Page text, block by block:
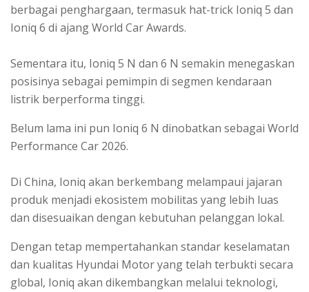
berbagai penghargaan, termasuk hat-trick Ioniq 5 dan
Ioniq 6 di ajang World Car Awards.
Sementara itu, Ioniq 5 N dan 6 N semakin menegaskan
posisinya sebagai pemimpin di segmen kendaraan
listrik berperforma tinggi.
Belum lama ini pun Ioniq 6 N dinobatkan sebagai World
Performance Car 2026.
Di China, Ioniq akan berkembang melampaui jajaran
produk menjadi ekosistem mobilitas yang lebih luas
dan disesuaikan dengan kebutuhan pelanggan lokal.
Dengan tetap mempertahankan standar keselamatan
dan kualitas Hyundai Motor yang telah terbukti secara
global, Ioniq akan dikembangkan melalui teknologi,